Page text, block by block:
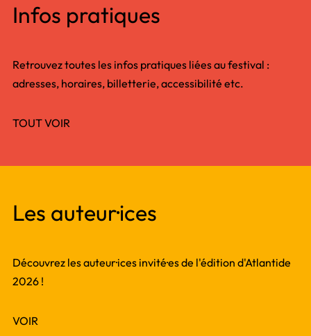
Infos pratiques
Retrouvez toutes les infos pratiques liées au festival :
adresses, horaires, billetterie, accessibilité etc.
TOUT VOIR
Les auteur·ices
Découvrez les auteur·ices invité·es de l'édition d'Atlantide
2026 !
VOIR